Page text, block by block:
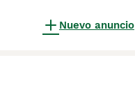
Nuevo anuncio